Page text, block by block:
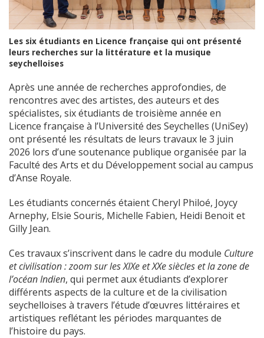
Les six étudiants en Licence française qui ont présenté
leurs recherches sur la littérature et la musique
seychelloises
Après une année de recherches approfondies, de
rencontres avec des artistes, des auteurs et des
spécialistes, six étudiants de troisième année en
Licence française à l’Université des Seychelles (UniSey)
ont présenté les résultats de leurs travaux le 3 juin
2026 lors d’une soutenance publique organisée par la
Faculté des Arts et du Développement social au campus
d’Anse Royale.
Les étudiants concernés étaient Cheryl Philoé, Joycy
Arnephy, Elsie Souris, Michelle Fabien, Heidi Benoit et
Gilly Jean.
Ces travaux s’inscrivent dans le cadre du module Culture
et civilisation : zoom sur les XIXe et XXe siècles et la zone de
l’océan Indien, qui permet aux étudiants d’explorer
différents aspects de la culture et de la civilisation
seychelloises à travers l’étude d’œuvres littéraires et
artistiques reflétant les périodes marquantes de
l’histoire du pays.